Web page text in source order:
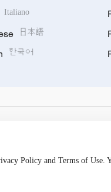
Italiano
日本語
한국어
Policy and Terms of Use.